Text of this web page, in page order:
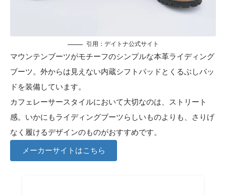
引用： デイトナ公式サイト
マウンテンブーツがモチーフのシンプルな本革ライディング
ブーツ。外からは見えない内蔵シフトパッドとくるぶしパッ
ドを装備しています。
カフェレーサースタイルにおいて大切なのは、ストリート
感。いかにもライディングブーツらしいものよりも、さりげ
なく履けるデザインのものがおすすめです。
メーカーサイトはこちら